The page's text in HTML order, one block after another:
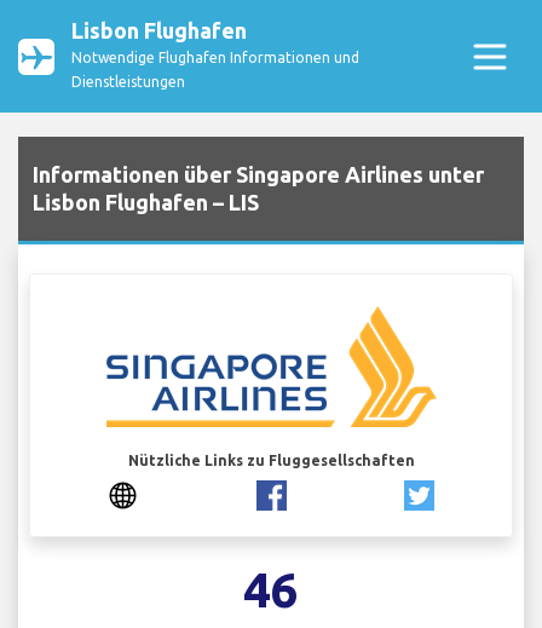
Lisbon Flughafen
Notwendige Flughafen Informationen und
Dienstleistungen
Informationen über Singapore Airlines unter
Lisbon Flughafen – LIS
Nützliche Links zu Fluggesellschaften
46